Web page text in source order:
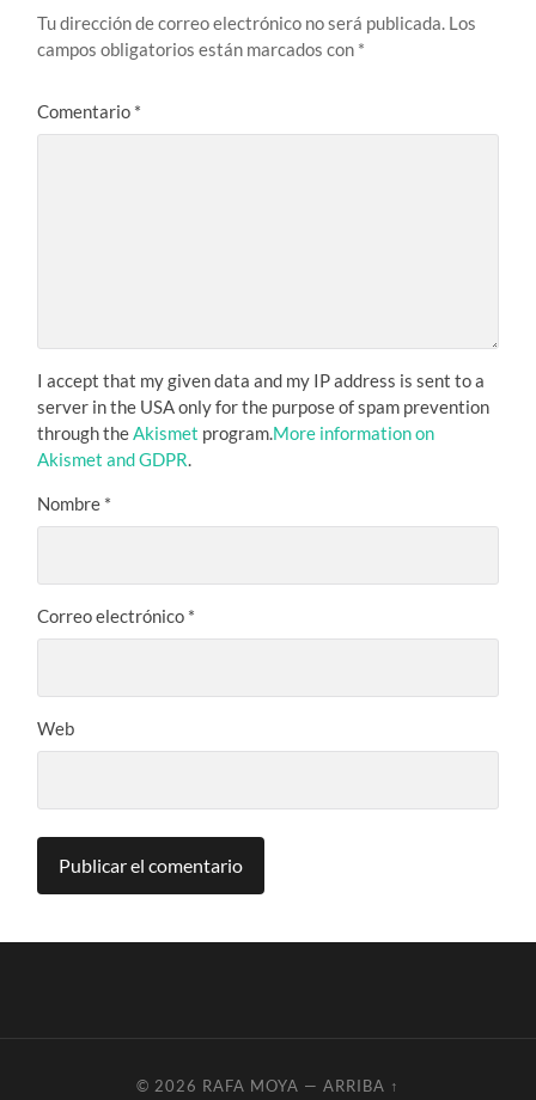
Tu dirección de correo electrónico no será publicada. Los
campos obligatorios están marcados con *
Comentario *
I accept that my given data and my IP address is sent to a
server in the USA only for the purpose of spam prevention
through theAkismet program.More information on
Akismet and GDPR.
Nombre *
Correo electrónico *
Web
© 2026 RAFA MOYA — ARRIBA ↑